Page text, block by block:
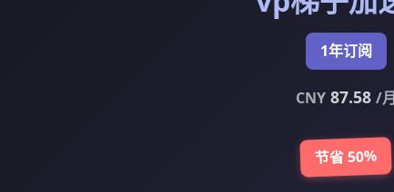
1年订阅
CNY87.58 /月
节省 50%